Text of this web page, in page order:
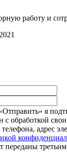
работу и
я
с обработкой
адрес
переданы